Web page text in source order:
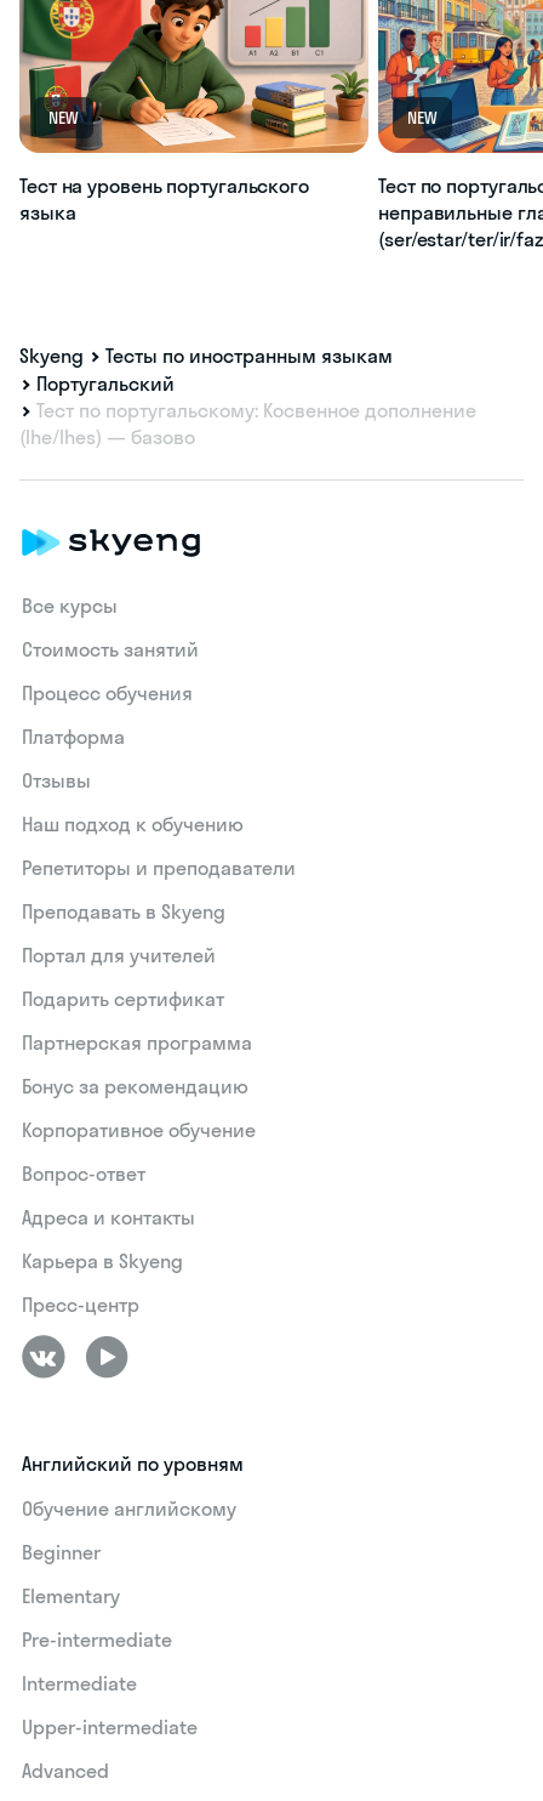
NEW
Тест на уровень португальского
языка
NEW
Тест по
неправильные
(ser/estar/ter/ir/
Skyeng
Тесты по иностранным языкам
Португальский
Тест по португальскому: Косвенное дополнение
(lhe/lhes) — базово
Все курсы
Стоимость занятий
Процесс обучения
Платформа
Отзывы
Наш подход к обучению
Репетиторы и преподаватели
Преподавать в Skyeng
Портал для учителей
Подарить сертификат
Партнерская программа
Бонус за рекомендацию
Корпоративное обучение
Вопрос-ответ
Адреса и контакты
Карьера в Skyeng
Пресс-центр
Английский по уровням
Обучение английскому
Beginner
Elementary
Pre-intermediate
Intermediate
Upper-intermediate
Advanced